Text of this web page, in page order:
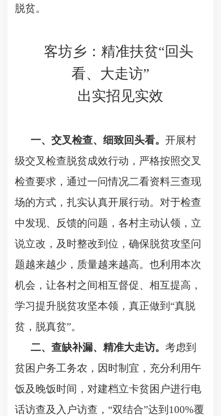
脱贫。
客坊乡：精准扶贫“回头
看、大走访”
出实招见实效
一、交叉检查、细致回头看。 开展村
级交叉检查脱贫成效行动，严格按照交叉
检查要求，通过一问情况二看资料三查现
场的方式，扎实认真开展行动。对于检查
中发现、反馈的问题，各村主动认领，立
说立改，及时整改到位，确保脱贫攻坚问
题越来越少，质量越来越高。也利用本次
机会，让各村之间相互督促、相互提高，
学习提升脱贫攻坚本领，真正做到 “真脱
贫，脱真贫”。
二、查缺补漏、精准大走访。 考虑到
贫困户务工务农，因时制宜，充分利用午
饭及晚饭时间，对建档立卡贫困户进行电
话访查及入户访查， “双结合”达到 100%覆